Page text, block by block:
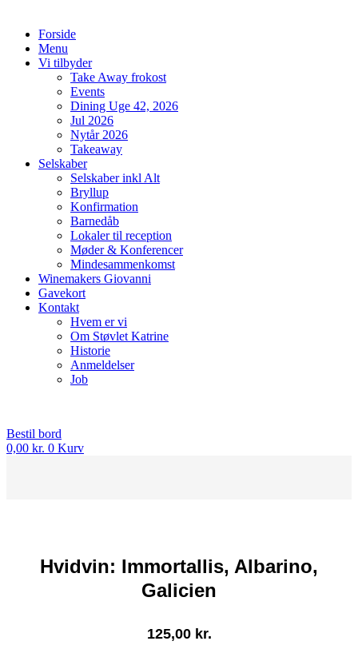
Forside
Menu
Vi tilbyder
Take Away frokost
Events
Dining Uge 42, 2026
Jul 2026
Nytår 2026
Takeaway
Selskaber
Selskaber inkl Alt
Bryllup
Konfirmation
Barnedåb
Lokaler til reception
Møder & Konferencer
Mindesammenkomst
Winemakers Giovanni
Gavekort
Kontakt
Hvem er vi
Om Støvlet Katrine
Historie
Anmeldelser
Job
Bestil bord
0,00 kr. 0 Kurv
Hvidvin: Immortallis, Albarino,
Galicien
125,00 kr.